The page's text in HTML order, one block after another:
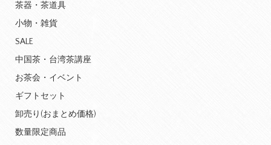
茶器・茶道具
小物・雑貨
SALE
中国茶・台湾茶講座
お茶会・イベント
ギフトセット
卸売り(おまとめ価格)
数量限定商品